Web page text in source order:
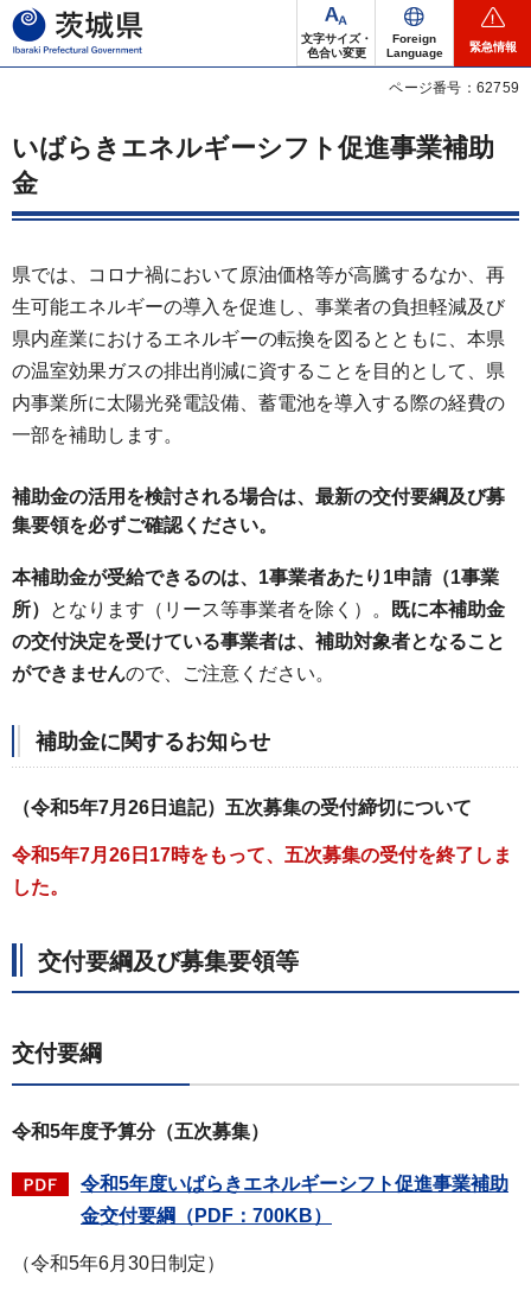
茨城県
文字サイズ・
色合い変更
Foreign
Language
緊急情報
ページ番号：62759
いばらきエネルギーシフト促進事業補助
金
県では、コロナ禍において原油価格等が高騰するなか、再
生可能エネルギーの導入を促進し、事業者の負担軽減及び
県内産業におけるエネルギーの転換を図るとともに、本県
の温室効果ガスの排出削減に資することを目的として、県
内事業所に太陽光発電設備、蓄電池を導入する際の経費の
一部を補助します。
補助金の活用を検討される場合は、最新の交付要綱及び募
集要領を必ずご確認ください。
本補助金が受給できるのは、1事業者あたり1申請（1事業
所）
となります（リース等事業者を除く）。
既に本補助金
の交付決定を受けている事業者は、補助対象者となること
ができませんので、ご注意ください。
補助金に関するお知らせ
（令和5年7月26日追記）五次募集の受付締切について
令和5年7月26日17時をもって、五次募集の受付を終了しま
した。
交付要綱及び募集要領等
交付要綱
令和5年度予算分（五次募集）
令和5年度いばらきエネルギーシフト促進事業補助
金交付要綱（PDF：700KB）
（令和5年6月30日制定）